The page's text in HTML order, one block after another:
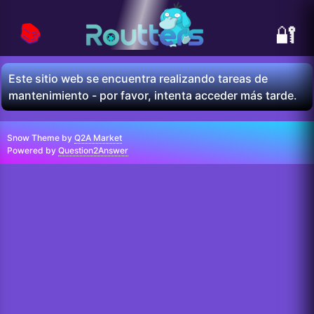
🔐
📚
Este sitio web se encuentra realizando tareas de
mantenimiento - por favor, intenta acceder más tarde.
Snow Theme by Q2A Market
Powered by Question2Answer